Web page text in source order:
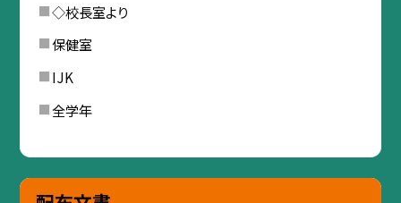
◇校長室より
保健室
IJK
全学年